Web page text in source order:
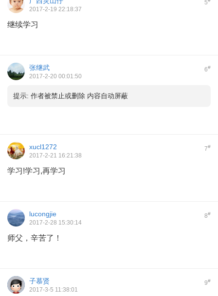
5
2017-2-19 22:18:37
继续学习
6#
张继武
2017-2-20 00:01:50
提示: 作者被禁止或删除 内容自动屏蔽
7#
xucl1272
2017-2-21 16:21:38
学习!学习,再学习
8#
lucongjie
2017-2-28 15:30:14
师父，辛苦了！
9#
子慕贤
2017-3-5 11:38:01